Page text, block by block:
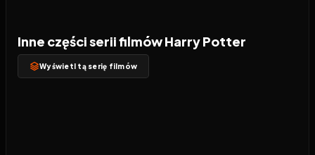
Inne części serii filmów Harry Potter
Wyświetl tą serię filmów